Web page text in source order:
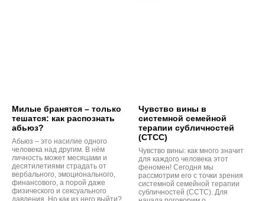
Милые бранятся – только
тешатся: как распознать
абьюз?
Абьюз – это насилие одного
человека над другим. В нём
личность может месяцами и
десятилетиями страдать от
вербального, эмоционального,
финансового, а порой даже
физического и сексуального
Чувство вины в
системной семейной
терапии субличностей
(СТСС)
Чувство вины: как много значит
для каждого человека этот
феномен! Сегодня мы
рассмотрим его с точки зрения
системной семейной терапии
субличностей (ССТС). Для